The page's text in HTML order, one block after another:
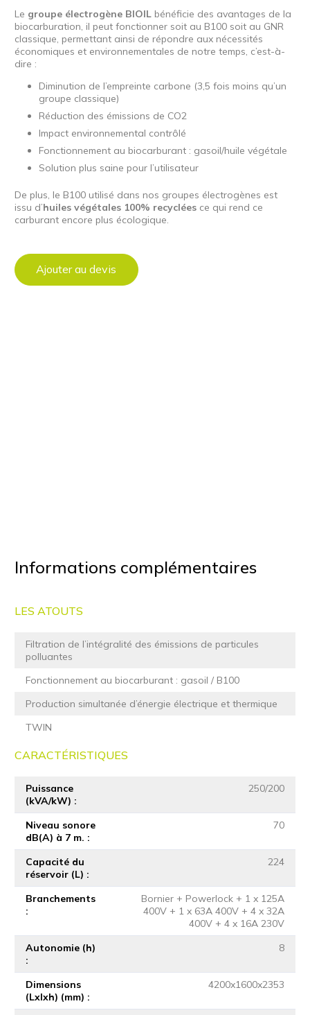
Le groupe électrogène BIOIL bénéficie des avantages de la
biocarburation, il peut fonctionner soit au B100 soit au GNR
classique, permettant ainsi de répondre aux nécessités
économiques et environnementales de notre temps, c’est-à-
dire :
Diminution de l’empreinte carbone (3,5 fois moins qu’un
groupe classique)
Réduction des émissions de CO2
Impact environnemental contrôlé
Fonctionnement au biocarburant : gasoil/huile végétale
Solution plus saine pour l’utilisateur
De plus, le B100 utilisé dans nos groupes électrogènes est
issu d’huiles végétales 100% recyclées ce qui rend ce
carburant encore plus écologique.
Ajouter au devis
Informations complémentaires
LES ATOUTS
Filtration de l’intégralité des émissions de particules
polluantes
Fonctionnement au biocarburant : gasoil / B100
Production simultanée d’énergie électrique et thermique
TWIN
CARACTÉRISTIQUES
Puissance
(kVA/kW)
250/200
Niveau sonore
dB(A) à 7 m.
70
Capacité du
réservoir (L)
224
Branchements
Bornier + Powerlock + 1 x 125A
400V + 1 x 63A 400V + 4 x 32A
400V + 4 x 16A 230V
Autonomie (h)
8
Dimensions
(Lxlxh) (mm)
4200x1600x2353